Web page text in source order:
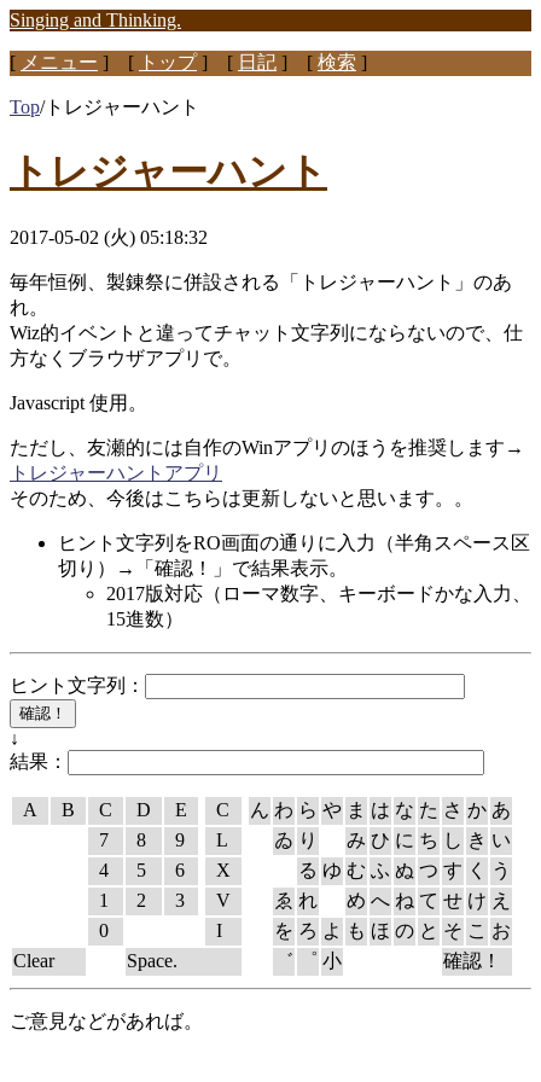
Singing and Thinking.
[ メニュー ] [ トップ] [ 日記 ] [ 検索 ]
Top/トレジャーハント
トレジャーハント
2017-05-02 (火) 05:18:32
毎年恒例、製錬祭に併設される「トレジャーハント」のあ
れ。
Wiz的イベントと違ってチャット文字列にならないので、仕
方なくブラウザアプリで。
Javascript 使用。
ただし、友瀬的には自作のWinアプリのほうを推奨します→
トレジャーハントアプリ
そのため、今後はこちらは更新しないと思います。。
ヒント文字列をRO画面の通りに入力（半角スペース区
切り）→「確認！」で結果表示。
2017版対応（ローマ数字、キーボードかな入力、
15進数）
ヒント文字列：
↓
結果：
A B C D E C ん わ ら や ま は な た さ か あ
7
8 9 L ゐ り み ひ に ち し き い
4
5 6 X る ゆ む ふ ぬ つ す く
う
1
2 3 V ゑ れ め へ ね て せ け え
0
I を ろ よ も ほ の と そ こ お
Clear
Space. ゛ ゜ 小 確認！
ご意見などがあれば。